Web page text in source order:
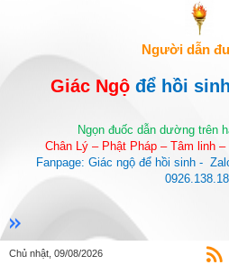
Người dẫn
Giác Ngộ để hồi sinh
Ngọn đuốc dẫn dường trên
Chân Lý – Phật Pháp – Tâm linh
Fanpage: Giác ngộ để hồi sinh -
Chủ nhật, 09/08/2026